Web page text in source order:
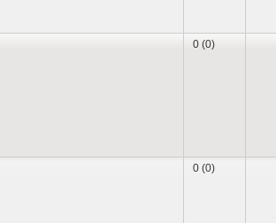
0 (0)
0 (0)